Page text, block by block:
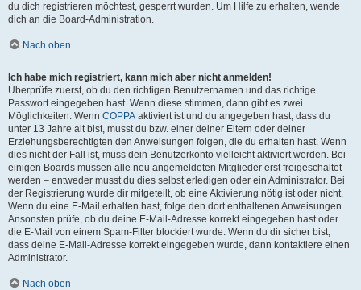
du dich registrieren möchtest, gesperrt wurden. Um Hilfe zu erhalten, wende
dich an die Board-Administration.
Nach oben
Ich habe mich registriert, kann mich aber nicht anmelden!
Überprüfe zuerst, ob du den richtigen Benutzernamen und das richtige
Passwort eingegeben hast. Wenn diese stimmen, dann gibt es zwei
Möglichkeiten. Wenn COPPA aktiviert ist und du angegeben hast, dass du
unter 13 Jahre alt bist, musst du bzw. einer deiner Eltern oder deiner
Erziehungsberechtigten den Anweisungen folgen, die du erhalten hast. Wenn
dies nicht der Fall ist, muss dein Benutzerkonto vielleicht aktiviert werden. Bei
einigen Boards müssen alle neu angemeldeten Mitglieder erst freigeschaltet
werden – entweder musst du dies selbst erledigen oder ein Administrator. Bei
der Registrierung wurde dir mitgeteilt, ob eine Aktivierung nötig ist oder nicht.
Wenn du eine E-Mail erhalten hast, folge den dort enthaltenen Anweisungen.
Ansonsten prüfe, ob du deine E-Mail-Adresse korrekt eingegeben hast oder
die E-Mail von einem Spam-Filter blockiert wurde. Wenn du dir sicher bist,
dass deine E-Mail-Adresse korrekt eingegeben wurde, dann kontaktiere einen
Administrator.
Nach oben